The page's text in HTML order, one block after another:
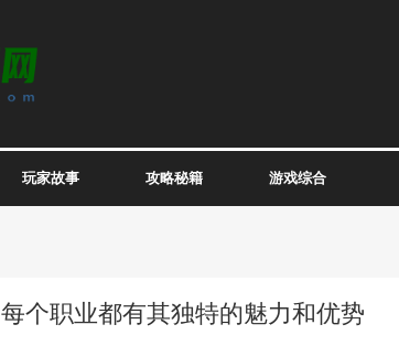
玩家故事 攻略秘籍 游戏综合
每个职业都有其独特的魅力和优势